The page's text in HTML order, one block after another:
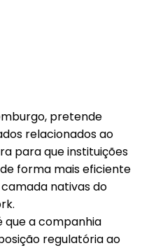
pretende
relacionados ao
para que instituições
forma mais eficiente
nativas do
que a companhia
regulatória ao